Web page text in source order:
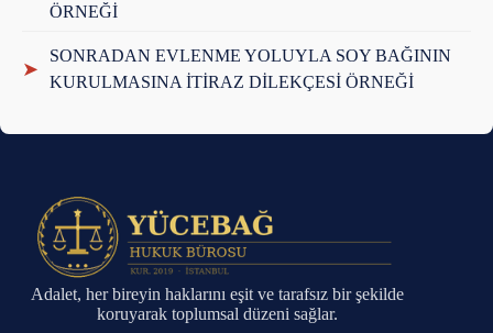
ÖRNEĞİ
➤
SONRADAN EVLENME YOLUYLA SOY BAĞININ
KURULMASINA İTİRAZ DİLEKÇESİ ÖRNEĞİ
Adalet, her bireyin haklarını eşit ve tarafsız bir şekilde
koruyarak toplumsal düzeni sağlar.